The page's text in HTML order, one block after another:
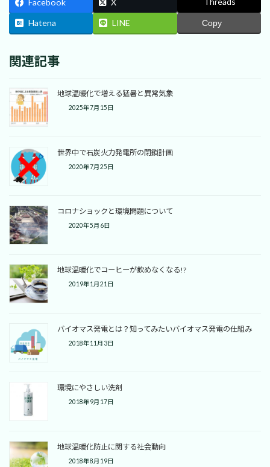
Hatena LINE Copy
関連記事
地球温暖化で増える猛暑と異常気象
2025年7月15日
世界中で石炭火力発電所の閉鎖計画
2020年7月25日
コロナショックと環境問題について
2020年5月6日
地球温暖化でコーヒーが飲めなくなる!?
2019年1月21日
バイオマス発電とは？知ってみたいバイオマス発電の仕組み
2018年11月3日
環境にやさしい洗剤
2018年9月17日
地球温暖化防止に関する社会動向
2018年8月19日